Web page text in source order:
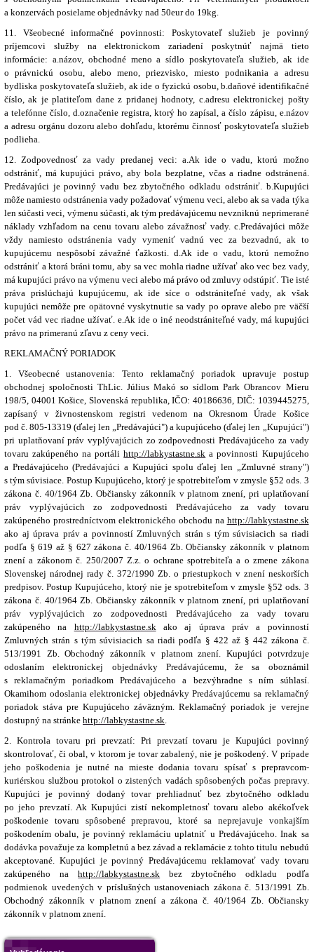
a konzervách posielame objednávky nad 50eur do 19kg.
11. Všeobecné informačné povinnosti: Poskytovateľ služieb je povinný
príjemcovi služby na elektronickom zariadení poskytnúť najmä tieto
informácie: a.názov, obchodné meno a sídlo poskytovateľa služieb, ak ide
o právnickú osobu, alebo meno, priezvisko, miesto podnikania a adresu
bydliska poskytovateľa služieb, ak ide o fyzickú osobu, b.daňové identifikačné
číslo, ak je platiteľom dane z pridanej hodnoty, c.adresu elektronickej pošty
a telefónne číslo, d.označenie registra, ktorý ho zapísal, a číslo zápisu,e.názov
a adresu orgánu dozoru alebo dohľadu, ktorému činnosť poskytovateľa služieb
podlieha.
12. Zodpovednosť za vady predanej veci: a.Ak ide o vadu, ktorú možno
odstrániť, má kupujúci právo, aby bola bezplatne, včas a riadne odstránená.
Predávajúci je povinný vadu bez zbytočného odkladu odstrániť. b.Kupujúci
môže namiesto odstránenia vady požadovať výmenu veci, alebo ak sa vada týka
len súčasti veci, výmenu súčasti, ak tým predávajúcemu nevzniknú neprimerané
náklady vzhľadom na cenu tovaru alebo závažnosť vady. c.Predávajúci môže
vždy namiesto odstránenia vady vymeniť vadnú vec za bezvadnú, ak to
kupujúcemu nespôsobí závažné ťažkosti. d.Ak ide o vadu, ktorú nemožno
odstrániť a ktorá bráni tomu, aby sa vec mohla riadne užívať ako vec bez vady,
má kupujúci právo na výmenu veci alebo má právo od zmluvy odstúpiť. Tie isté
práva prislúchajú kupujúcemu, ak ide síce o odstrániteľné vady, ak však
kupujúci nemôže pre opätovné vyskytnutie sa vady po oprave alebo pre väčší
počet vád vec riadne užívať. e.Ak ide o iné neodstrániteľné vady, má kupujúci
právo na primeranú zľavu z ceny veci.
REKLAMAČNÝ PORIADOK
1. Všeobecné ustanovenia: Tento reklamačný poriadok upravuje postup
obchodnej spoločnosti ThLic. Július Makó so sídlom Park Obrancov Mieru
198/5, 04001 Košice, Slovenská republika, IČO: 40186636, DIČ: 1039445275,
zapísaný v živnostenskom registri vedenom na Okresnom Úrade Košice
pod č. 805-13319 (ďalej len „Predávajúci") a kupujúceho (ďalej len „Kupujúci")
pri uplatňovaní práv vyplývajúcich zo zodpovednosti Predávajúceho za vady
tovaru zakúpeného na portálihttp://labkystastne.sk a povinnosti Kupujúceho
a Predávajúceho (Predávajúci a Kupujúci spolu ďalej len „Zmluvné strany")
s tým súvisiace. Postup Kupujúceho, ktorý je spotrebiteľom v zmysle §52 ods. 3
zákona č. 40/1964 Zb. Občiansky zákonník v platnom znení, pri uplatňovaní
práv vyplývajúcich zo zodpovednosti Predávajúceho za vady tovaru
zakúpeného prostredníctvom elektronického obchodu na http://labkystastne.sk
ako aj úprava práv a povinností Zmluvných strán s tým súvisiacich sa riadi
podľa § 619 až § 627 zákona č. 40/1964 Zb. Občiansky zákonník v platnom
znení a zákonom č. 250/2007 Z.z. o ochrane spotrebiteľa a o zmene zákona
Slovenskej národnej rady č. 372/1990 Zb. o priestupkoch v znení neskorších
predpisov. Postup Kupujúceho, ktorý nie je spotrebiteľom v zmysle §52 ods. 3
zákona č. 40/1964 Zb. Občiansky zákonník v platnom znení, pri uplatňovaní
práv vyplývajúcich zo zodpovednosti Predávajúceho za vady tovaru
zakúpeného na http://labkystastne.skako aj úprava práv a povinností
Zmluvných strán s tým súvisiacich sa riadi podľa § 422 až § 442 zákona č.
513/1991 Zb. Obchodný zákonník v platnom znení. Kupujúci potvrdzuje
odoslaním elektronickej objednávky Predávajúcemu, že sa oboznámil
s reklamačným poriadkom Predávajúceho a bezvýhradne s ním súhlasí.
Okamihom odoslania elektronickej objednávky Predávajúcemu sa reklamačný
poriadok stáva pre Kupujúceho záväzným. Reklamačný poriadok je verejne
dostupný na stránke http://labkystastne.sk.
2. Kontrola tovaru pri prevzatí: Pri prevzatí tovaru je Kupujúci povinný
skontrolovať, či obal, v ktorom je tovar zabalený, nie je poškodený. V prípade
jeho poškodenia je nutné na mieste dodania tovaru spísať s prepravcom-
kuriérskou službou protokol o zistených vadách spôsobených počas prepravy.
Kupujúci je povinný dodaný tovar prehliadnuť bez zbytočného odkladu
po jeho prevzatí. Ak Kupujúci zistí nekompletnosť tovaru alebo akékoľvek
poškodenie tovaru spôsobené prepravou, ktoré sa neprejavuje vonkajším
poškodením obalu, je povinný reklamáciu uplatniť u Predávajúceho. Inak sa
dodávka považuje za kompletnú a bez závad a reklamácie z tohto titulu nebudú
akceptované. Kupujúci je povinný Predávajúcemu reklamovať vady tovaru
zakúpeného nahttp://labkystastne.sk bez zbytočného odkladu podľa
podmienok uvedených v príslušných ustanoveniach zákona č. 513/1991 Zb.
Obchodný zákonník v platnom znení a zákona č. 40/1964 Zb. Občiansky
zákonník v platnom znení.